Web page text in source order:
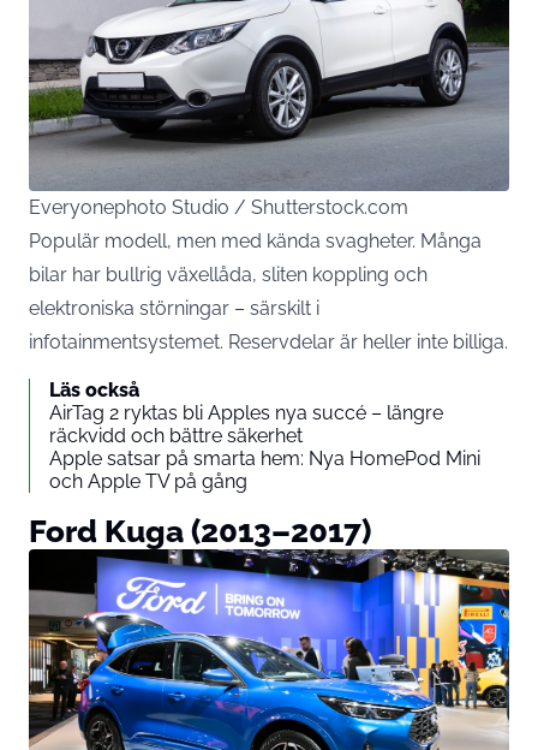
Everyonephoto Studio / Shutterstock.com
Populär modell, men med kända svagheter. Många
bilar har bullrig växellåda, sliten koppling och
elektroniska störningar – särskilt i
infotainmentsystemet. Reservdelar är heller inte billiga.
Läs också
AirTag 2 ryktas bli Apples nya succé – längre
räckvidd och bättre säkerhet
Apple satsar på smarta hem: Nya HomePod Mini
och Apple TV på gång
Ford Kuga (2013–2017)